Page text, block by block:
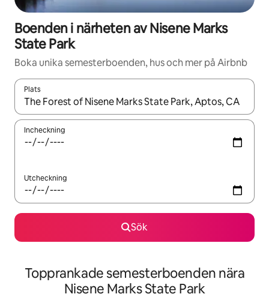
Boenden i närheten av Nisene Marks
State Park
Boka unika semesterboenden, hus och mer på Airbnb
Plats
När resultaten är tillgängliga kan du navigera med upp- och
Incheckning
Utcheckning
Sök
Topprankade semesterboenden nära
Nisene Marks State Park